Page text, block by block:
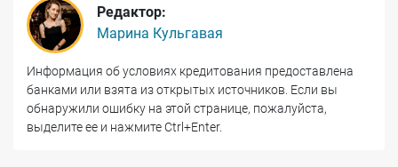
Редактор:
Марина Кульгавая
Информация об условиях кредитования предоставлена
банками или взята из открытых источников. Если вы
обнаружили ошибку на этой странице, пожалуйста,
выделите ее и нажмите Ctrl+Enter.